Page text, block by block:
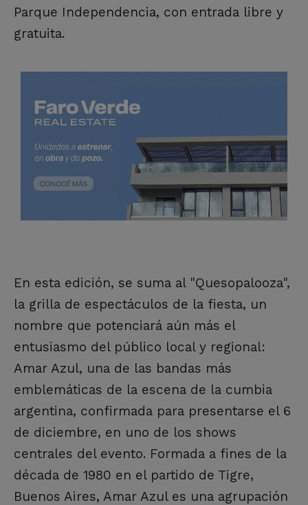
Parque Independencia, con entrada libre y
gratuita.
En esta edición, se suma al "Quesopalooza",
la grilla de espectáculos de la fiesta, un
nombre que potenciará aún más el
entusiasmo del público local y regional:
Amar Azul, una de las bandas más
emblemáticas de la escena de la cumbia
argentina, confirmada para presentarse el 6
de diciembre, en uno de los shows
centrales del evento. Formada a fines de la
década de 1980 en el partido de Tigre,
Buenos Aires, Amar Azul es una agrupación